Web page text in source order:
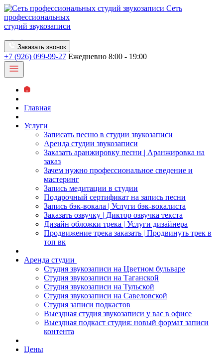
Сеть
профессиональных
студий звукозаписи
Заказать звонок
+7 (926) 099-99-27 Ежедневно 8:00 - 19:00
Главная
Услуги
Записать песню в студии звукозаписи
Аренда студии звукозаписи
Заказать аранжировку песни | Аранжировка на
заказ
Зачем нужно профессиональное сведение и
мастеринг
Запись медитации в студии
Подарочный сертификат на запись песни
Запись бэк-вокала | Услуги бэк-вокалиста
Заказать озвучку | Диктор озвучка текста
Дизайн обложки трека | Услуги дизайнера
Продвижение трека заказать | Продвинуть трек в
топ вк
Аренда студии
Студия звукозаписи на Цветном бульваре
Студия звукозаписи на Таганской
Студия звукозаписи на Тульской
Студия звукозаписи на Савеловской
Студия записи подкастов
Выездная студия звукозаписи у вас в офисе
Выездная подкаст студия: новый формат записи
контента
Цены